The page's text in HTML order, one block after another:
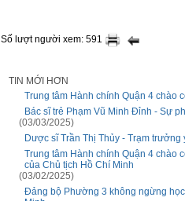
Số lượt người xem: 591
TIN MỚI HƠN
Trung tâm Hành chính Quận 4 chào
Bác sĩ trẻ Phạm Vũ Minh Đỉnh - Sự
(03/03/2025)
Dược sĩ Trần Thị Thủy - Trạm
Trung tâm Hành chính Quận 4 chào
của Chủ tịch Hồ Chí Minh
(03/02/2025)
Đảng bộ Phường 3 không ngừng